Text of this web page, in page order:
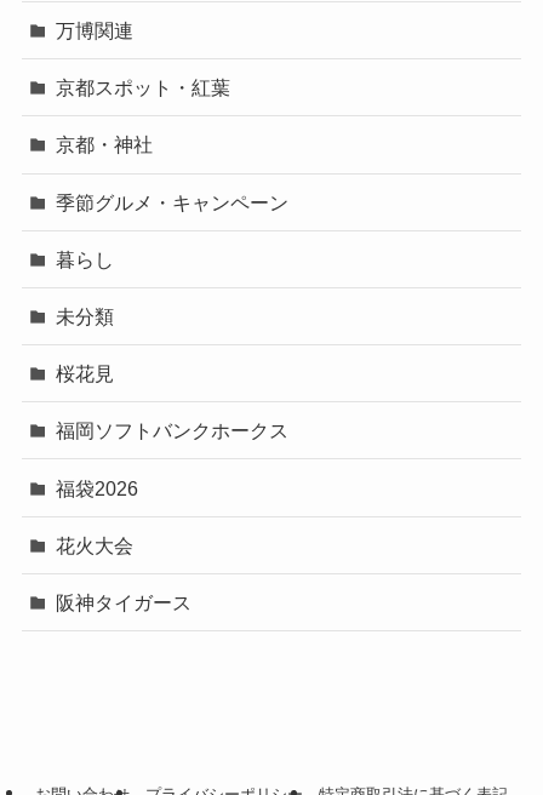
万博関連
京都スポット・紅葉
京都・神社
季節グルメ・キャンペーン
暮らし
未分類
桜花見
福岡ソフトバンクホークス
福袋2026
花火大会
阪神タイガース